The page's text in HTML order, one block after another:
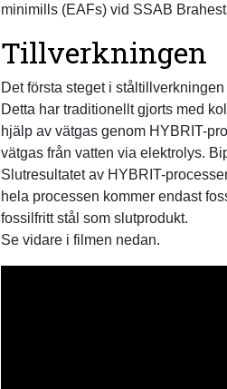
minimills (EAFs) vid SSAB
Tillverkningen
Det första steget i
Detta har traditionellt gjorts med
hjälp av vätgas genom HYBRIT-
vätgas från vatten via elektrolys.
Slutresultatet av HYBRIT-
hela processen kommer endast
fossilfritt stål som slutprodukt.
Se vidare i filmen nedan.